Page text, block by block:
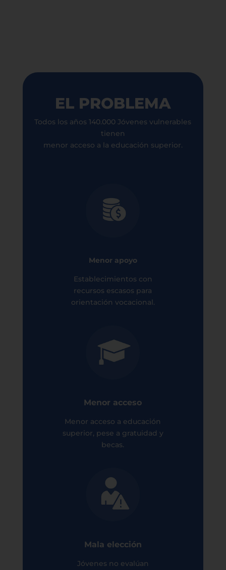
EL PROBLEMA
Todos los años 140.000 Jóvenes vulnerables
tienen
menor acceso a la educación superior.
Menor apoyo
Establecimientos con
recursos escasos para
orientación vocacional.
Menor acceso
Menor acceso a educación
superior, pese a gratuidad y
becas.
Mala elección
Jóvenes no evalúan